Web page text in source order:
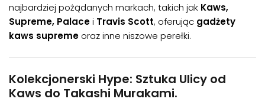
najbardziej pożądanych markach, takich jak Kaws,
Supreme, Palacei Travis Scott, oferując gadżety
kaws supreme oraz inne niszowe perełki.
Kolekcjonerski Hype: Sztuka Ulicy od
Kaws do Takashi Murakami.